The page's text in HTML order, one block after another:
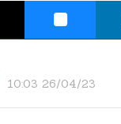
10:03 26/04/23